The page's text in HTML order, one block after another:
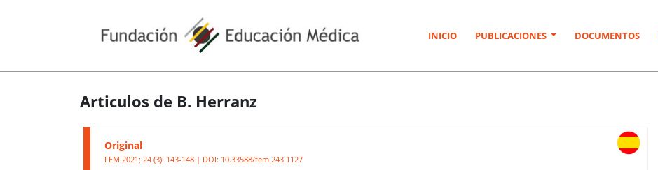
INICIO PUBLICACIONES DOCUMENTOS
Articulos de B. Herranz
Original
FEM 2021; 24 (3): 143-148 | DOI: 10.33588/fem.243.1127